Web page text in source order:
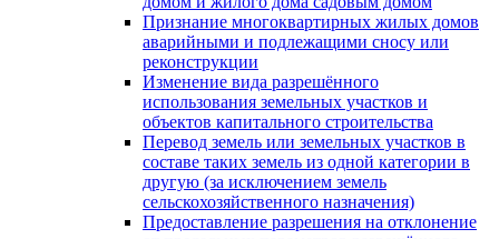
Признание многоквартирных жилых домов
аварийными и подлежащими сносу или
реконструкции
Изменение вида разрешённого
использования земельных участков и
объектов капитального строительства
Перевод земель или земельных участков в
составе таких земель из одной категории в
другую (за исключением земель
сельскохозяйственного назначения)
Предоставление разрешения на отклонение